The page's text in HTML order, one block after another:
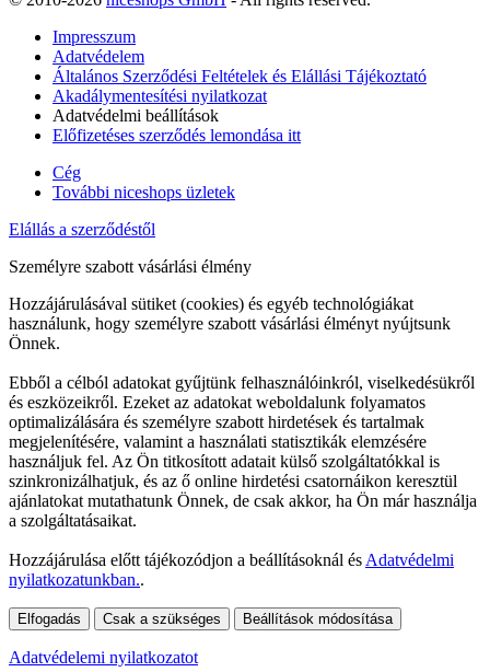
Impresszum
Adatvédelem
Általános Szerződési Feltételek és Elállási Tájékoztató
Akadálymentesítési nyilatkozat
Adatvédelmi beállítások
Előfizetéses szerződés lemondása itt
Cég
További niceshops üzletek
Elállás a szerződéstől
Személyre szabott vásárlási élmény
Hozzájárulásával sütiket (cookies) és egyéb technológiákat
használunk, hogy személyre szabott vásárlási élményt nyújtsunk
Önnek.
Ebből a célból adatokat gyűjtünk felhasználóinkról, viselkedésükről
és eszközeikről. Ezeket az adatokat weboldalunk folyamatos
optimalizálására és személyre szabott hirdetések és tartalmak
megjelenítésére, valamint a használati statisztikák elemzésére
használjuk fel. Az Ön titkosított adatait külső szolgáltatókkal is
szinkronizálhatjuk, és az ő online hirdetési csatornáikon keresztül
ajánlatokat mutathatunk Önnek, de csak akkor, ha Ön már használja
a szolgáltatásaikat.
Hozzájárulása előtt tájékozódjon a beállításoknál és Adatvédelmi
nyilatkozatunkban..
Elfogadás Csak a szükséges Beállítások módosítása
Adatvédelemi nyilatkozatot